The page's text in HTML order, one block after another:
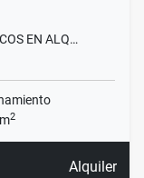
EN ALQ…
2
Alquiler